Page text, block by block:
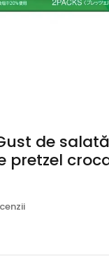
de
pretzel